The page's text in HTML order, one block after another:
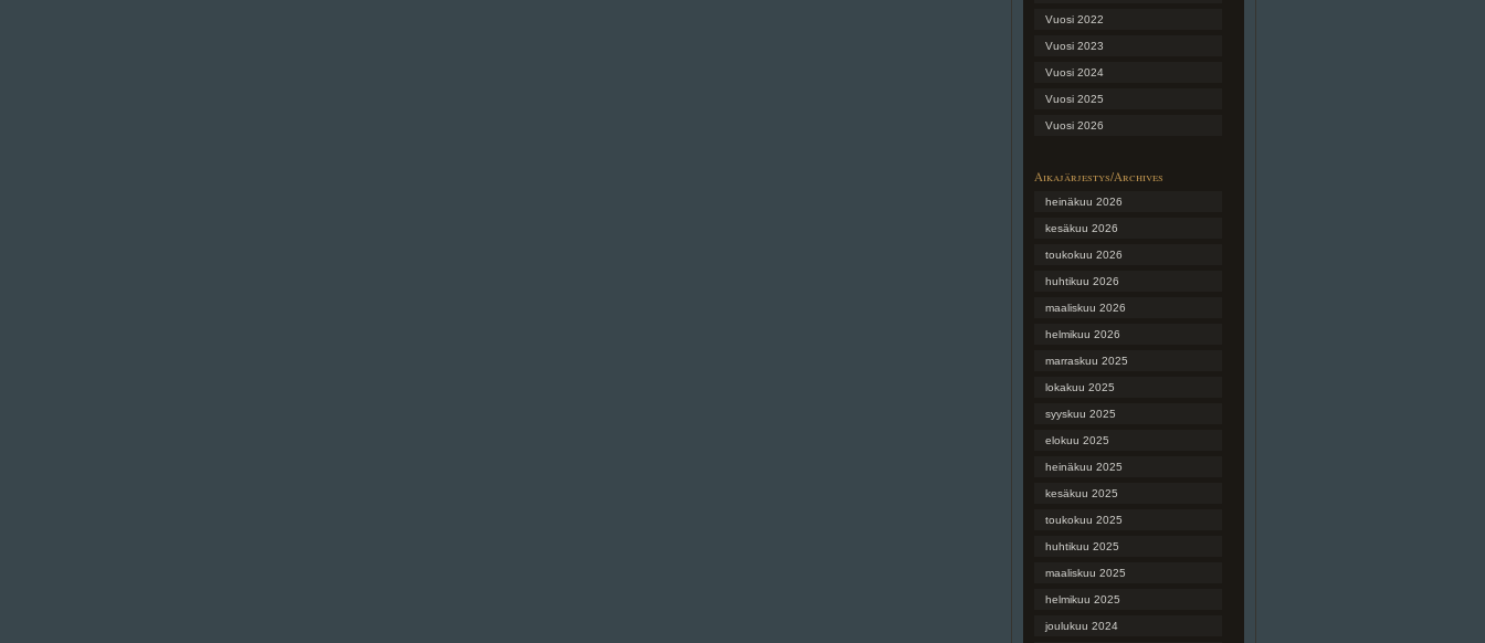
Vuosi 2022
Vuosi 2023
Vuosi 2024
Vuosi 2025
Vuosi 2026
Aikajärjestys/Archives
heinäkuu 2026
kesäkuu 2026
toukokuu 2026
huhtikuu 2026
maaliskuu 2026
helmikuu 2026
marraskuu 2025
lokakuu 2025
syyskuu 2025
elokuu 2025
heinäkuu 2025
kesäkuu 2025
toukokuu 2025
huhtikuu 2025
maaliskuu 2025
helmikuu 2025
joulukuu 2024